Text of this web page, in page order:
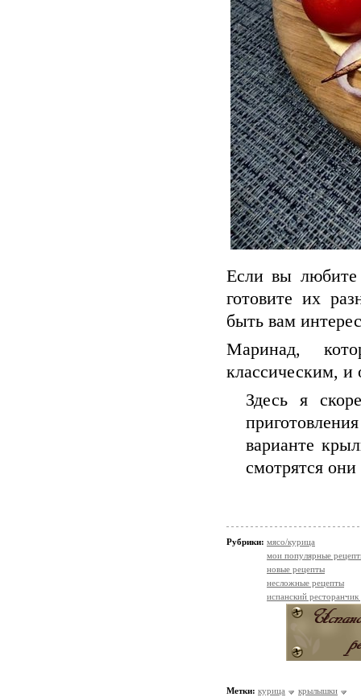
Если вы
готовите их
быть вам
Маринад,
классическим, и
Здесь я
варианте
смотрятся
Рубрики: мясо/курица
мои популярные
новые рецепты
несложные рецепты
испанский
Метки: курица крылышки